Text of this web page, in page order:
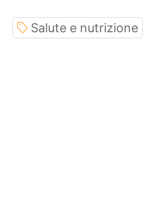
Salute e nutrizione